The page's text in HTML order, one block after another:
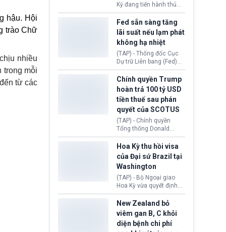
hậu. Hội
trào Chữ
nhiều
trong mỗi
từ các
Bóng đá Jordan. Trước
áp lực dồn dập, FIFA phải
tổ chức cuộc họp khẩn ở
Morocco.
Kỳ đang tiến hành thủ
tục thu hồi chứng nhận
hoạt động của tổ chức
hiến tạng Network for
Hope (bang Kentucky).
Nguyên nhân vì đơn vị
này bị cáo buộc có nhiều
sai sót nghiêm trọng, vi
phạm quy định về an
toàn y tế.
Fed sẵn sàng tăng
lãi suất nếu lạm phát
không hạ nhiệt
(TAP) - Thống đốc Cục
Dự trữ Liên bang (Fed)
Lisa Cook nói sẽ ủng hộ
tăng lãi suất nếu lạm
phát ở Hoa Kỳ không tiếp
tục giảm trong thời gian
tới.
Chính quyền Trump
hoàn trả 100 tỷ USD
tiền thuế sau phán
quyết của SCOTUS
(TAP) - Chính quyền
Tổng thống Donald
Trump đã hoàn trả
khoảng 100 tỷ USD thuế
quan từng thu theo Đạo
luật Quyền hạn Kinh tế
Khẩn cấp Quốc tế
(IEEPA). Động thái này
diễn ra sau phán quyết
hồi tháng 2 bởi Tòa án
Tối cao Hoa Kỳ
(SCOTUS) khi tuyên bố,
việc áp thuế diện rộng là
hoàn toàn bất hợp pháp.
Hoa Kỳ thu hồi visa
của Đại sứ Brazil tại
Washington
(TAP) - Bộ Ngoại giao
Hoa Kỳ vừa quyết định
thu hồi thị thực (visa)
của bà Maria Luiza
Ribeiro Viotti - Đại sứ
Brazil tại Washington.
Động thái trên diễn ra
New Zealand bỏ
viêm gan B, C khỏi
diện bệnh chi phí